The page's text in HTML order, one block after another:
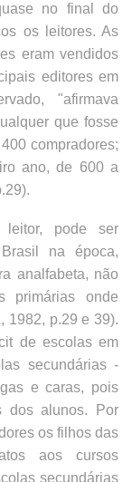
no final do
os leitores. As
eram vendidos
editores em
"afirmava
que fosse
compradores;
ano, de 600 a
pode ser
na época,
analfabeta, não
primárias onde
1982, p.29 e 39).
de escolas em
secundárias -
e caras, pois
dos alunos. Por
os filhos das
aos cursos
secundárias